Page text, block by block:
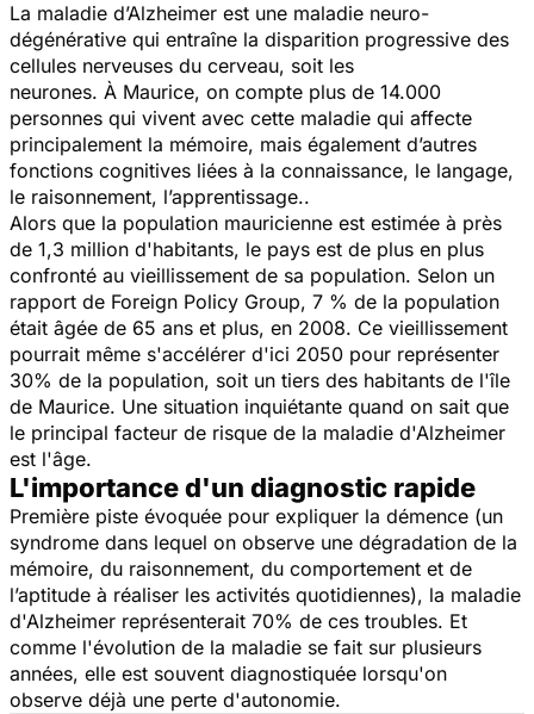
La maladie d’Alzheimer est une maladie neuro-
dégénérative qui entraîne la disparition progressive des
cellules nerveuses du cerveau, soit les
neurones. À Maurice, on compte plus de 14.000
personnes qui vivent avec cette maladie qui affecte
principalement la mémoire, mais également d’autres
fonctions cognitives liées à la connaissance, le langage,
le raisonnement, l’apprentissage..
Alors que la population mauricienne est estimée à près
de 1,3 million d'habitants, le pays est de plus en plus
confronté au vieillissement de sa population. Selon un
rapport de Foreign Policy Group, 7 % de la population
était âgée de 65 ans et plus, en 2008. Ce vieillissement
pourrait même s'accélérer d'ici 2050 pour représenter
30% de la population, soit un tiers des habitants de l'île
de Maurice. Une situation inquiétante quand on sait que
le principal facteur de risque de la maladie d'Alzheimer
est l'âge.
L'importance d'un diagnostic rapide
Première piste évoquée pour expliquer la démence (un
syndrome dans lequel on observe une dégradation de la
mémoire, du raisonnement, du comportement et de
l’aptitude à réaliser les activités quotidiennes), la maladie
d'Alzheimer représenterait 70% de ces troubles. Et
comme l'évolution de la maladie se fait sur plusieurs
années, elle est souvent diagnostiquée lorsqu'on
observe déjà une perte d'autonomie.